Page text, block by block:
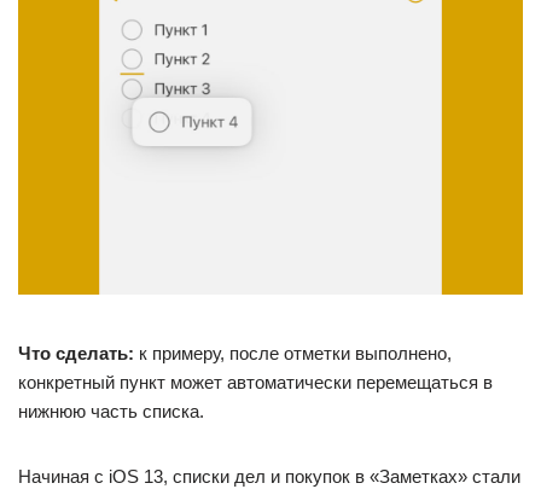
Что сделать: к примеру, после отметки выполнено,
конкретный пункт может автоматически перемещаться в
нижнюю часть списка.
Начиная с iOS 13, списки дел и покупок в «Заметках» стали